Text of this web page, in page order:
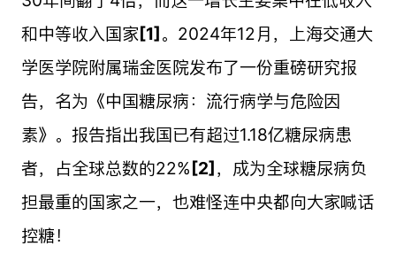
和中等收入国家[1]。2024年12月，上海交通大
学医学院附属瑞金医院发布了一份重磅研究报
告，名为《中国糖尿病：流行病学与危险因
素》。报告指出我国已有超过1.18亿糖尿病患
者，占全球总数的22%[2]，成为全球糖尿病负
担最重的国家之一，也难怪连中央都向大家喊话
控糖！